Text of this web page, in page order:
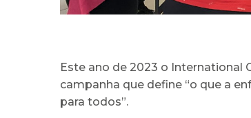
Este ano de 2023 o International
campanha que define “o que a
para todos”.